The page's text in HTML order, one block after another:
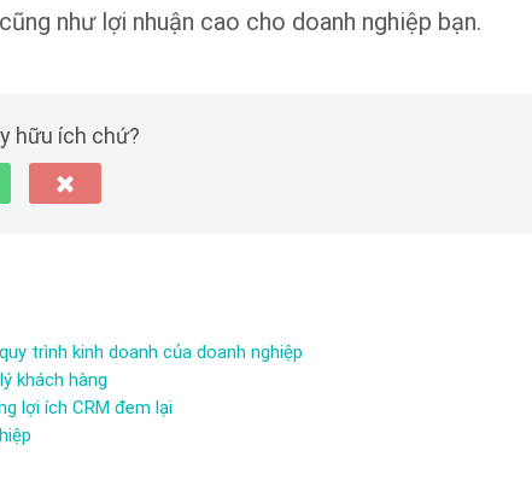
như lợi nhuận cao cho doanh nghiệp bạn.
hữu ích chứ?
trình kinh doanh của doanh nghiệp
khách hàng
lợi ích CRM đem lại